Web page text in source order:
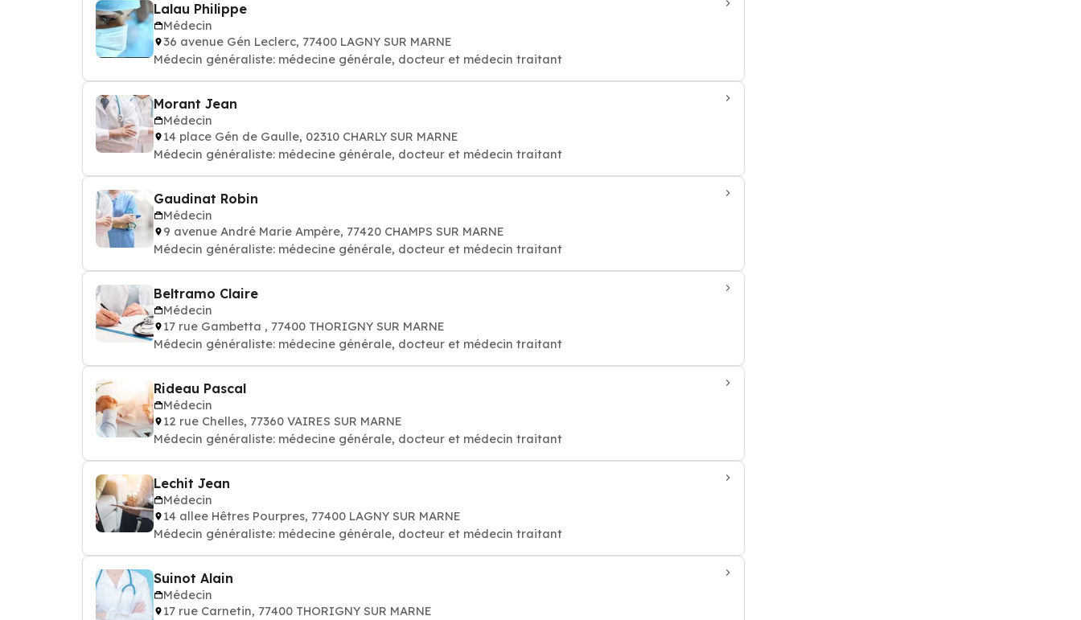
Lalau Philippe
Médecin
36 avenue Gén Leclerc, 77400 LAGNY SUR MARNE
Médecin généraliste: médecine générale, docteur et médecin traitant
Morant Jean
Médecin
14 place Gén de Gaulle, 02310 CHARLY SUR MARNE
Médecin généraliste: médecine générale, docteur et médecin traitant
Gaudinat Robin
Médecin
9 avenue André Marie Ampère, 77420 CHAMPS SUR MARNE
Médecin généraliste: médecine générale, docteur et médecin traitant
Beltramo Claire
Médecin
17 rue Gambetta , 77400 THORIGNY SUR MARNE
Médecin généraliste: médecine générale, docteur et médecin traitant
Rideau Pascal
Médecin
12 rue Chelles, 77360 VAIRES SUR MARNE
Médecin généraliste: médecine générale, docteur et médecin traitant
Lechit Jean
Médecin
14 allee Hêtres Pourpres, 77400 LAGNY SUR MARNE
Médecin généraliste: médecine générale, docteur et médecin traitant
Suinot Alain
Médecin
17 rue Carnetin, 77400 THORIGNY SUR MARNE